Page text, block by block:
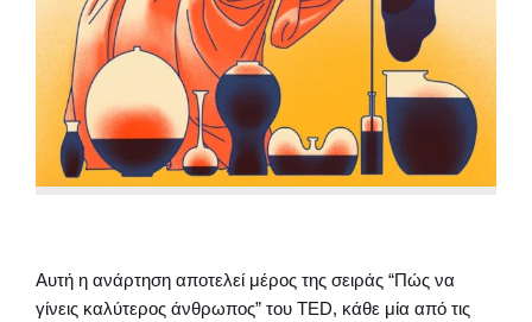
Αυτή η ανάρτηση αποτελεί μέρος της σειράς “Πώς να
γίνεις καλύτερος άνθρωπος” του TED, κάθε μία από τις